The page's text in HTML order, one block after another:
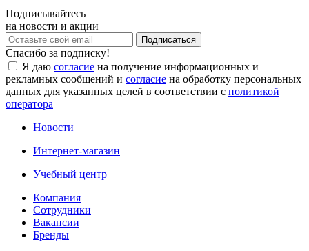
Подписывайтесь
на новости и акции
Спасибо за подписку!
Я даю согласие на получение информационных и
рекламных сообщений и согласие на обработку персональных
данных для указанных целей в соответствии с политикой
оператора
Новости
Интернет-магазин
Учебный центр
Компания
Сотрудники
Вакансии
Бренды